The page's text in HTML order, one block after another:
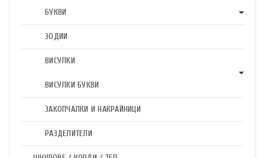
БУКВИ
ЗОДИИ
ВИСУЛКИ
ВИСУЛКИ БУКВИ
ЗАКОПЧАЛКИ И НАКРАЙНИЦИ
РАЗДЕЛИТЕЛИ